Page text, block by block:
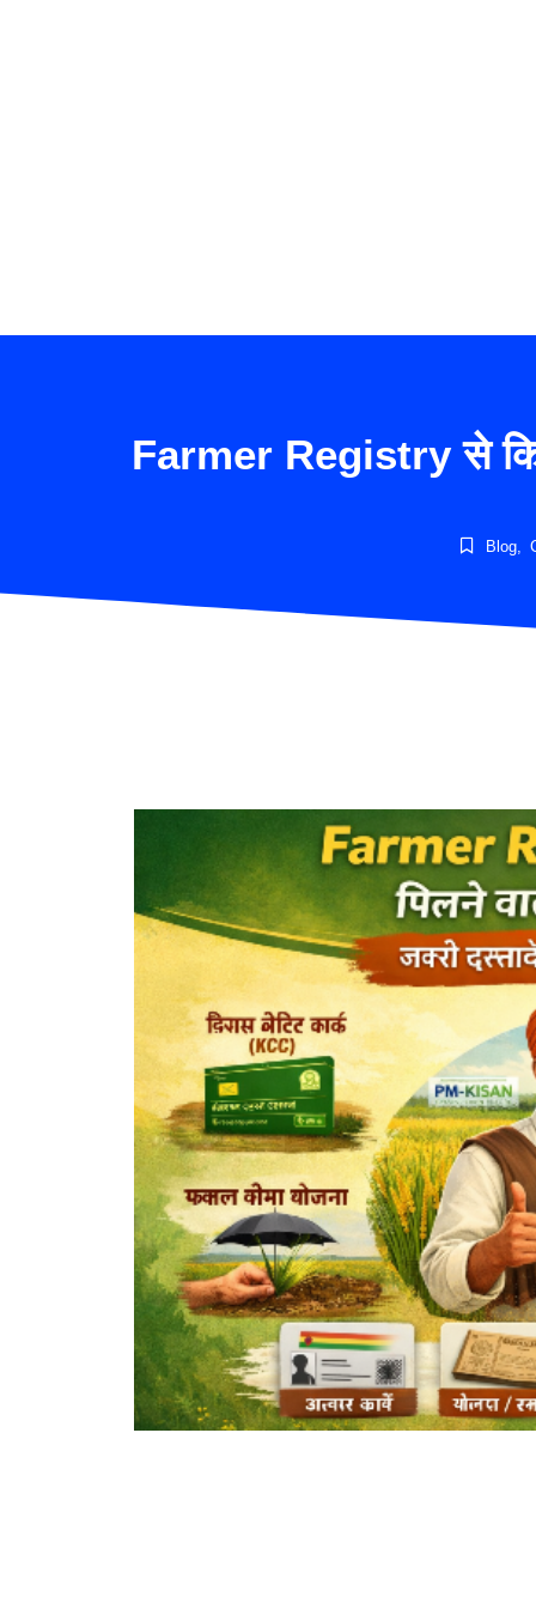
Farmer Registry से
Blog,